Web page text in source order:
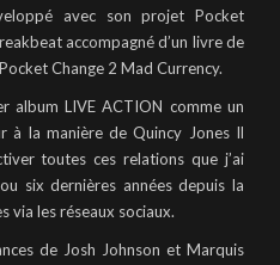
avec son projet Pocket
accompagné d’un livre de
Change 2 Mad Currency.
album LIVE ACTION comme un
à la manière de Quincy Jones Il
toutes ces relations que j’ai
six dernières années depuis la
via les réseaux sociaux.
de Josh Johnson et Marquis